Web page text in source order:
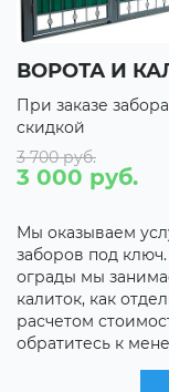
ВОРОТА И
При заказе
скидкой
3 700 руб.
3 000 руб.
Мы оказываем
заборов под
ограды мы
калиток, как
расчетом
обратитесь к